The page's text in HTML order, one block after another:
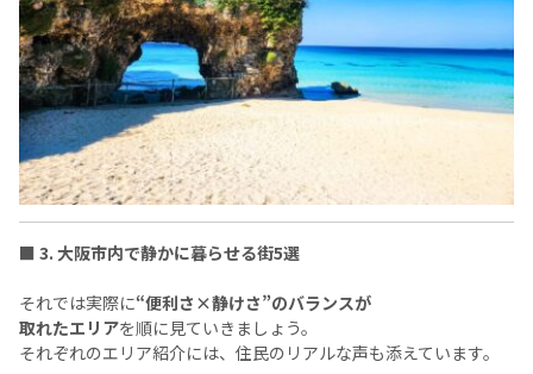
■ 3. 大阪市内で静かに暮らせる街5選
それでは実際に“便利さ×静けさ”のバランスが
取れたエリアを順に見ていきましょう。
それぞれのエリア紹介には、住民のリアルな声も添えています。